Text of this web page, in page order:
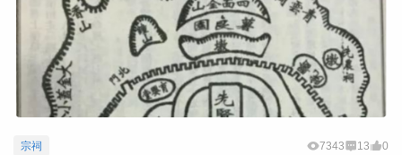
宗祠 7343 13 0